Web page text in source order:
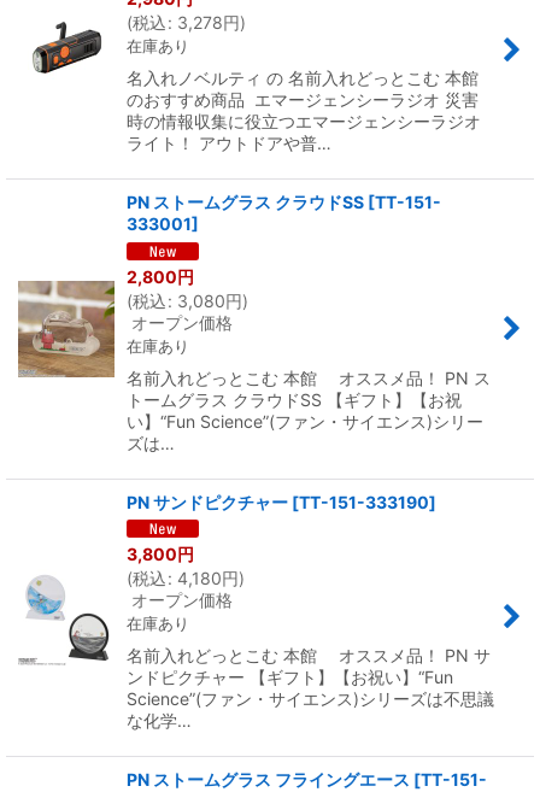
(税込: 3,278円)
在庫あり
名入れノベルティ の 名前入れどっとこむ 本館
のおすすめ商品 エマージェンシーラジオ 災害
時の情報収集に役立つエマージェンシーラジオ
ライト！ アウトドアや普…
PN ストームグラス クラウドSS [TT-151-
333001]
2,800円
(税込: 3,080円)
オープン価格
在庫あり
名前入れどっとこむ 本館 オススメ品！ PN ス
トームグラス クラウドSS 【ギフト】【お祝
い】“Fun Science”(ファン・サイエンス)シリー
ズは…
PN サンドピクチャー [TT-151-333190]
3,800円
(税込: 4,180円)
オープン価格
在庫あり
名前入れどっとこむ 本館 オススメ品！ PN サ
ンドピクチャー 【ギフト】【お祝い】“Fun
Science”(ファン・サイエンス)シリーズは不思議
な化学…
PN ストームグラス フライングエース [TT-151-